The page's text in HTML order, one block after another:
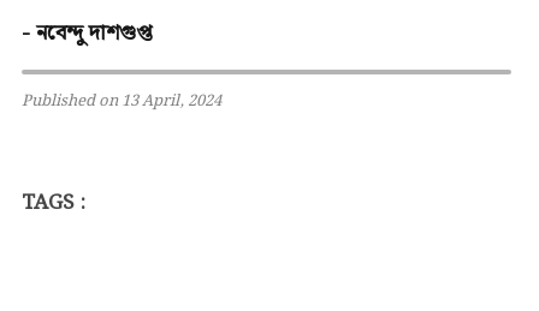
- নবেন্দু দাশগুপ্ত
Published on 13 April, 2024
TAGS :